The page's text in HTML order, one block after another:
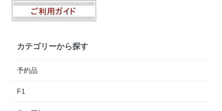
カテゴリーから探す
予約品
F1